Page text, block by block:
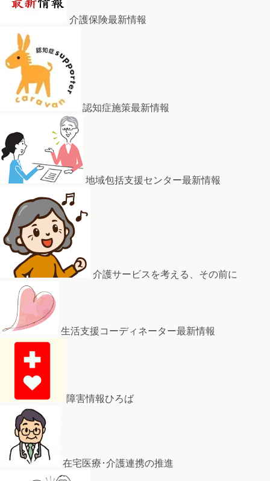
介護保険最新情報
認知症施策最新情報
地域包括支援センター最新情報
介護サービスを考える、その前に
生活支援コーディネーター最新情報
障害情報ひろば
在宅医療･介護連携の推進